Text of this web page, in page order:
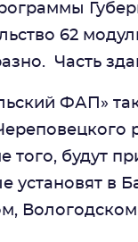
62
Часть
ФАП»
того, будут
в
Вологодском